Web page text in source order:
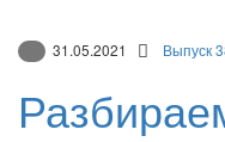
31.05.2021 Выпуск